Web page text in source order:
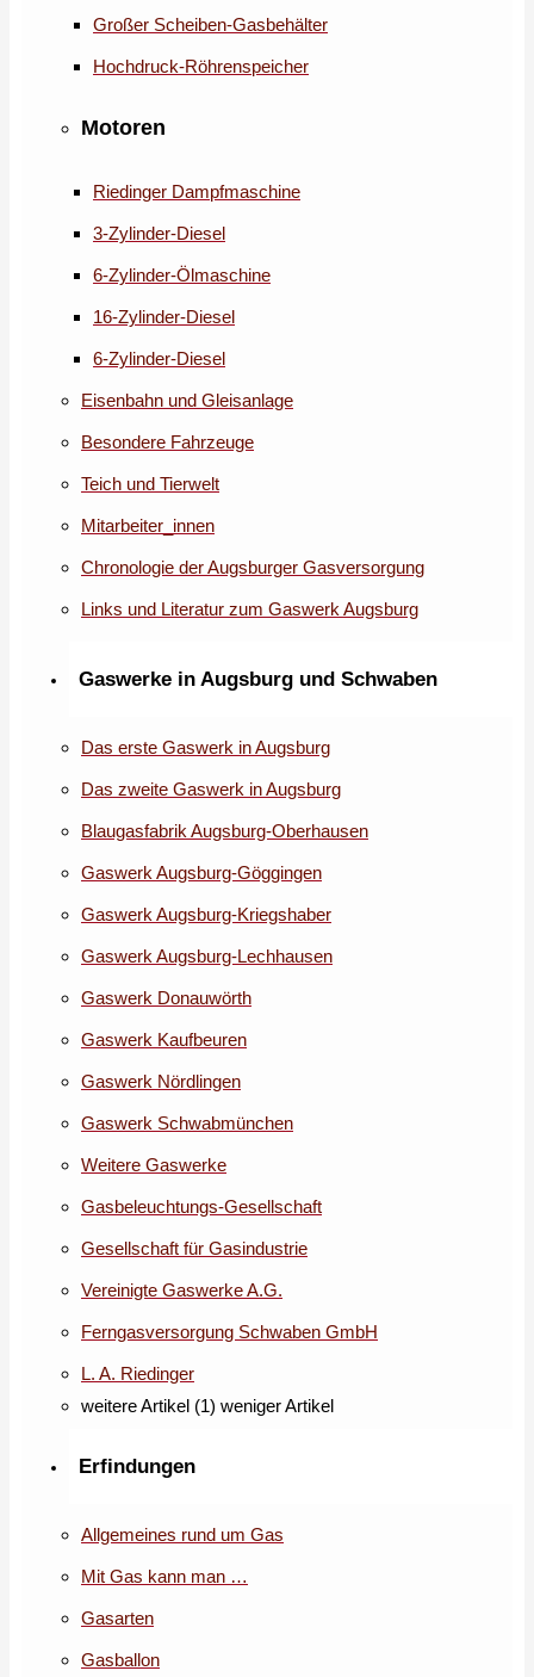
Großer Scheiben-Gasbehälter
Hochdruck-Röhrenspeicher
Motoren
Riedinger Dampfmaschine
3-Zylinder-Diesel
6-Zylinder-Ölmaschine
16-Zylinder-Diesel
6-Zylinder-Diesel
Eisenbahn und Gleisanlage
Besondere Fahrzeuge
Teich und Tierwelt
Mitarbeiter_innen
Chronologie der Augsburger Gasversorgung
Links und Literatur zum Gaswerk Augsburg
Gaswerke in Augsburg und Schwaben
Das erste Gaswerk in Augsburg
Das zweite Gaswerk in Augsburg
Blaugasfabrik Augsburg-Oberhausen
Gaswerk Augsburg-Göggingen
Gaswerk Augsburg-Kriegshaber
Gaswerk Augsburg-Lechhausen
Gaswerk Donauwörth
Gaswerk Kaufbeuren
Gaswerk Nördlingen
Gaswerk Schwabmünchen
Weitere Gaswerke
Gasbeleuchtungs-Gesellschaft
Gesellschaft für Gasindustrie
Vereinigte Gaswerke A.G.
Ferngasversorgung Schwaben GmbH
L. A. Riedinger
weitere Artikel (1) weniger Artikel
Erfindungen
Allgemeines rund um Gas
Mit Gas kann man …
Gasarten
Gasballon